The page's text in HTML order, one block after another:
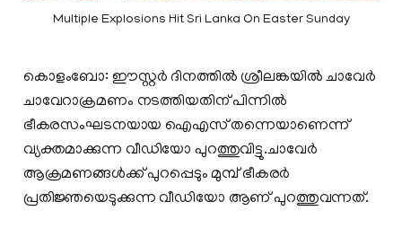
Multiple Explosions Hit Sri Lanka On Easter Sunday
കൊളംബോ: ഈസ്റ്റര്‍ ദിനത്തില്‍ ശ്രീലങ്കയിൽ ചാവേർ
ചാവേറാക്രമണം നടത്തിയതിന് പിന്നില്‍
ഭീകരസംഘടനയായ ഐഎസ് തന്നെയാണെന്ന്
വ്യക്തമാക്കുന്ന വീഡിയോ പുറത്തുവിട്ടു.ചാവേര്‍
ആക്രമണങ്ങള്‍ക്ക് പുറപ്പെടും മുമ്പ് ഭീകരര്‍
പ്രതിജ്ഞയെടുക്കുന്ന വീഡിയോ ആണ് പുറത്തുവന്നത്.